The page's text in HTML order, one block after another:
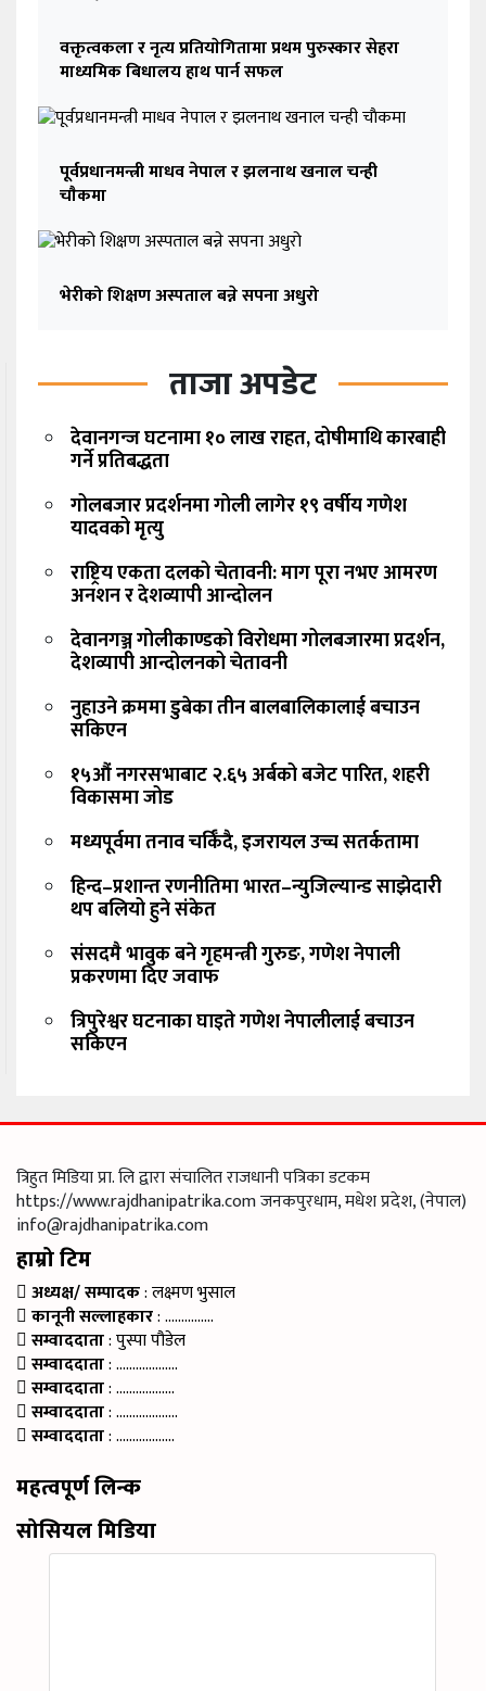
वक्तृत्वकला र नृत्य प्रतियाेगितामा प्रथम पुरुस्कार सेहरा
माध्यमिक बिधालय हाथ पार्न सफल
पूर्वप्रधानमन्त्री माधव नेपाल र झलनाथ खनाल चन्ही
चाैकमा
भेरीको शिक्षण अस्पताल बन्ने सपना अधुरो
ताजा अपडेट
देवानगन्ज घटनामा १० लाख राहत, दोषीमाथि कारबाही
गर्ने प्रतिबद्धता
गोलबजार प्रदर्शनमा गोली लागेर १९ वर्षीय गणेश
यादवको मृत्यु
राष्ट्रिय एकता दलको चेतावनी: माग पूरा नभए आमरण
अनशन र देशव्यापी आन्दोलन
देवानगञ्ज गोलीकाण्डको विरोधमा गोलबजारमा प्रदर्शन,
देशव्यापी आन्दोलनको चेतावनी
नुहाउने क्रममा डुबेका तीन बालबालिकालाई बचाउन
सकिएन
१५औं नगरसभाबाट २.६५ अर्बको बजेट पारित, शहरी
विकासमा जोड
मध्यपूर्वमा तनाव चर्किँदै, इजरायल उच्च सतर्कतामा
हिन्द–प्रशान्त रणनीतिमा भारत–न्युजिल्यान्ड साझेदारी
थप बलियो हुने संकेत
संसदमै भावुक बने गृहमन्त्री गुरुङ, गणेश नेपाली
प्रकरणमा दिए जवाफ
त्रिपुरेश्वर घटनाका घाइते गणेश नेपालीलाई बचाउन
सकिएन
त्रिहुत मिडिया प्रा. लि द्वारा संचालित राजधानी पत्रिका डटकम
https://www.rajdhanipatrika.com जनकपुरधाम, मधेश प्रदेश, (नेपाल)
info@rajdhanipatrika.com
हाम्रो टिम
अध्यक्ष/ सम्पादक: लक्ष्मण भुसाल
कानूनी सल्लाहकार: ……………
सम्वाददाता: पुस्पा पौडेल
सम्वाददाता: ……………….
सम्वाददाता: ………………
सम्वाददाता: ……………….
सम्वाददाता: ………………
महत्वपूर्ण लिन्क
सोसियल मिडिया